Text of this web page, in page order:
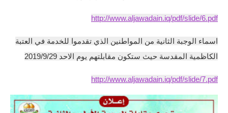
اخبار العراق
الاخبار السياسية
الاخبار الامنية
الاخبار الاقتصادية
الاخبار الرياضية
http://www.aljawadain.iq/pdf/slide/6.pdf
اسماء الوجبة الثانية من المواطنين الذي تقدموا للخدمة في العتبة
الكاظمية المقدسة حيث ستكون مقابلتهم يوم الاحد 2019/9/29
http://www.aljawadain.iq/pdf/slide/7.pdf